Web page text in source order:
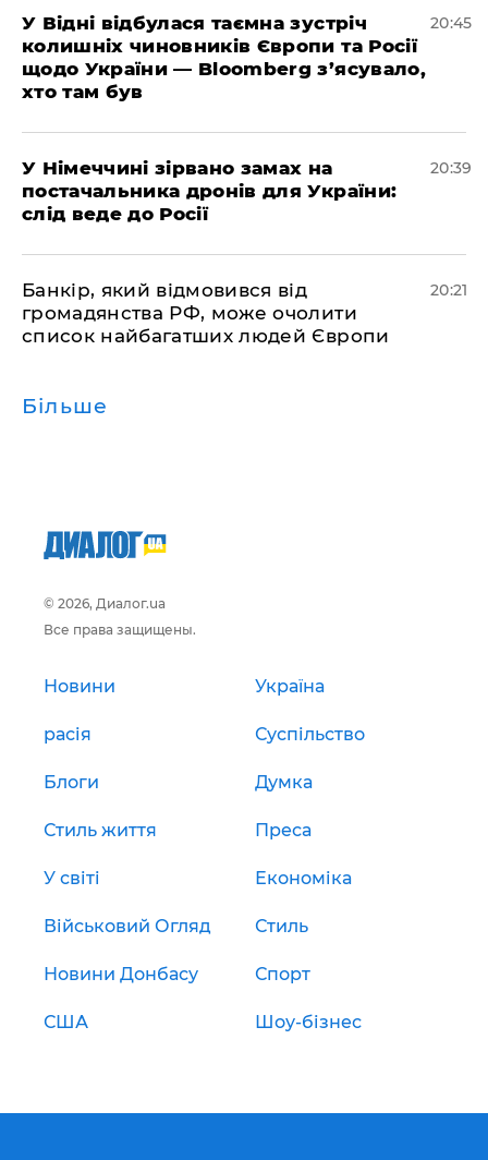
​У Відні відбулася таємна зустріч
колишніх чиновників Європи та Росії
щодо України — Bloomberg з’ясувало,
хто там був
20:45
​У Німеччині зірвано замах на
постачальника дронів для України:
слід веде до Росії
20:39
​Банкір, який відмовився від
громадянства РФ, може очолити
список найбагатших людей Європи
20:21
Більше
© 2026, Диалог.ua
Все права защищены.
Новини Україна
расія Суспільство
Блоги Думка
Стиль життя Преса
У світі Економіка
Військовий Огляд Стиль
Новини Донбасу Спорт
США Шоу-бізнес